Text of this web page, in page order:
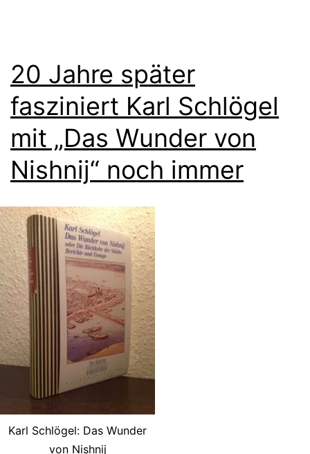
20 Jahre später
fasziniert Karl Schlögel
mit „Das Wunder von
Nishnij“ noch immer
Karl Schlögel: Das Wunder
von Nishnij